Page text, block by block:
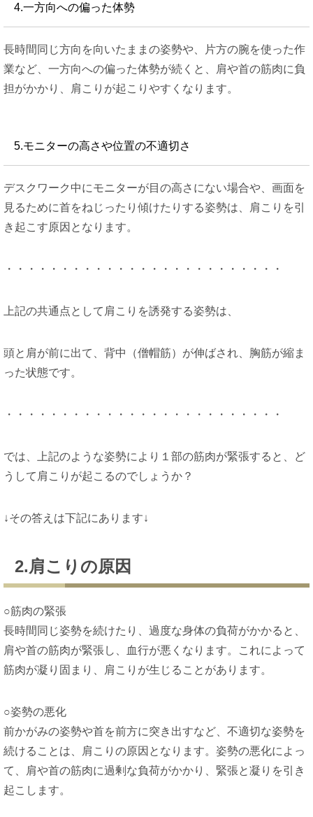
4.一方向への偏った体勢
長時間同じ方向を向いたままの姿勢や、片方の腕を使った作
業など、一方向への偏った体勢が続くと、肩や首の筋肉に負
担がかかり、肩こりが起こりやすくなります。
5.モニターの高さや位置の不適切さ
デスクワーク中にモニターが目の高さにない場合や、画面を
見るために首をねじったり傾けたりする姿勢は、肩こりを引
き起こす原因となります。
・・・・・・・・・・・・・・・・・・・・・・・・・
上記の共通点として肩こりを誘発する姿勢は、
頭と肩が前に出て、背中（僧帽筋）が伸ばされ、胸筋が縮ま
った状態です。
・・・・・・・・・・・・・・・・・・・・・・・・・
では、上記のような姿勢により１部の筋肉が緊張すると、ど
うして肩こりが起こるのでしょうか？
↓その答えは下記にあります↓
2.肩こりの原因
○筋肉の緊張
長時間同じ姿勢を続けたり、過度な身体の負荷がかかると、
肩や首の筋肉が緊張し、血行が悪くなります。これによって
筋肉が凝り固まり、肩こりが生じることがあります。
○姿勢の悪化
前かがみの姿勢や首を前方に突き出すなど、不適切な姿勢を
続けることは、肩こりの原因となります。姿勢の悪化によっ
て、肩や首の筋肉に過剰な負荷がかかり、緊張と凝りを引き
起こします。